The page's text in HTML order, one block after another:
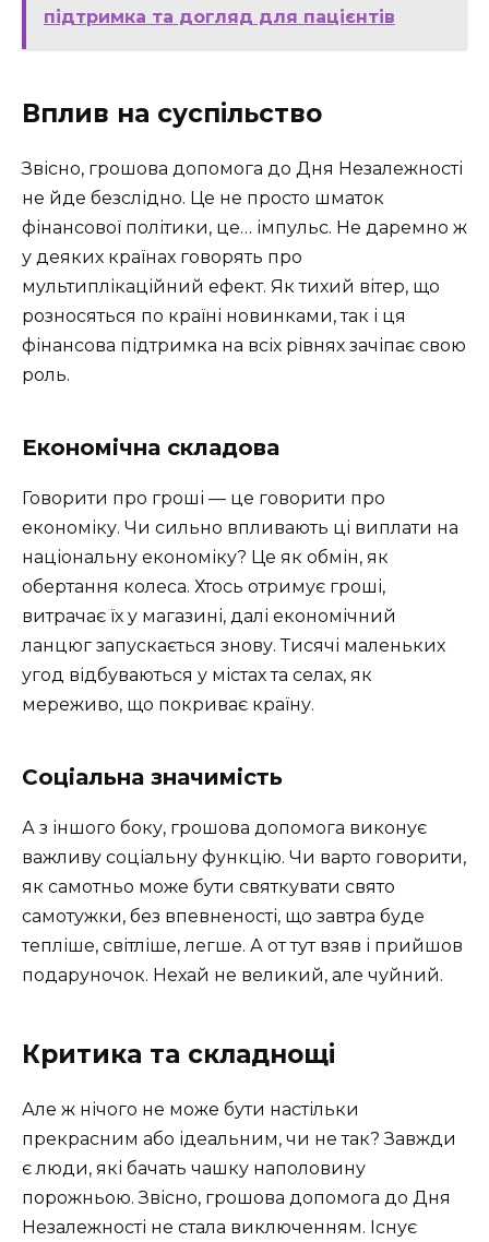
підтримка та догляд для пацієнтів
Вплив на суспільство
Звісно, грошова допомога до Дня Незалежності
не йде безслідно. Це не просто шматок
фінансової політики, це… імпульс. Не даремно ж
у деяких країнах говорять про
мультиплікаційний ефект. Як тихий вітер, що
розносяться по країні новинками, так і ця
фінансова підтримка на всіх рівнях зачіпає свою
роль.
Економічна складова
Говорити про гроші — це говорити про
економіку. Чи сильно впливають ці виплати на
національну економіку? Це як обмін, як
обертання колеса. Хтось отримує гроші,
витрачає їх у магазині, далі економічний
ланцюг запускається знову. Тисячі маленьких
угод відбуваються у містах та селах, як
мереживо, що покриває країну.
Соціальна значимість
А з іншого боку, грошова допомога виконує
важливу соціальну функцію. Чи варто говорити,
як самотньо може бути святкувати свято
самотужки, без впевненості, що завтра буде
тепліше, світліше, легше. А от тут взяв і прийшов
подаруночок. Нехай не великий, але чуйний.
Критика та складнощі
Але ж нічого не може бути настільки
прекрасним або ідеальним, чи не так? Завжди
є люди, які бачать чашку наполовину
порожньою. Звісно, грошова допомога до Дня
Незалежності не стала виключенням. Існує